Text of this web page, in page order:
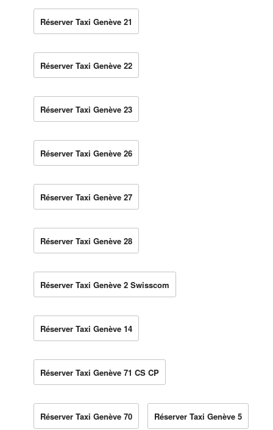
Réserver Taxi Genève 21
Réserver Taxi Genève 22
Réserver Taxi Genève 23
Réserver Taxi Genève 26
Réserver Taxi Genève 27
Réserver Taxi Genève 28
Réserver Taxi Genève 2 Swisscom
Réserver Taxi Genève 14
Réserver Taxi Genève 71 CS CP
Réserver Taxi Genève 70 Réserver Taxi Genève 5